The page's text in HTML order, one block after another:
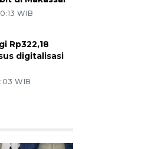
WIB
Rp322,18
digitalisasi
WIB